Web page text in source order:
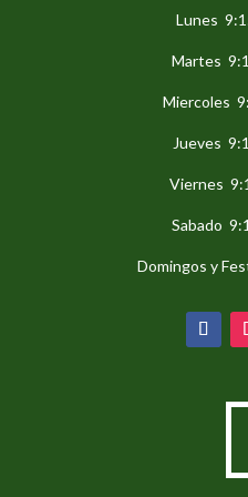
Lunes
Martes
Miercoles
Jueves
Viernes
Sabado
Domingos y